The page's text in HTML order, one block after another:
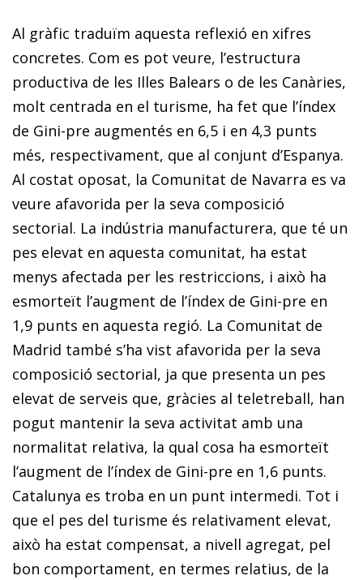
Al gràfic traduïm aquesta reflexió en xifres
concretes. Com es pot veure, l’estructura
productiva de les Illes Balears o de les Canàries,
molt centrada en el turisme, ha fet que l’índex
de Gini-pre augmentés en 6,5 i en 4,3 punts
més, respectivament, que al conjunt d’Espanya.
Al costat oposat, la Comunitat de Navarra es va
veure afavorida per la seva composició
sectorial. La indústria manufacturera, que té un
pes elevat en aquesta comunitat, ha estat
menys afectada per les restriccions, i això ha
esmorteït l’augment de l’índex de Gini-pre en
1,9 punts en aquesta regió. La Comunitat de
Madrid també s’ha vist afavorida per la seva
composició sectorial, ja que presenta un pes
elevat de serveis que, gràcies al teletreball, han
pogut mantenir la seva activitat amb una
normalitat relativa, la qual cosa ha esmorteït
l’augment de l’índex de Gini-pre en 1,6 punts.
Catalunya es troba en un punt intermedi. Tot i
que el pes del turisme és relativament elevat,
això ha estat compensat, a nivell agregat, pel
bon comportament, en termes relatius, de la